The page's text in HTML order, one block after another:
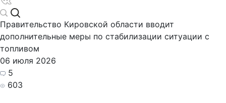
Правительство Кировской области вводит
дополнительные меры по стабилизации ситуации с
топливом
06 июля 2026
5
603